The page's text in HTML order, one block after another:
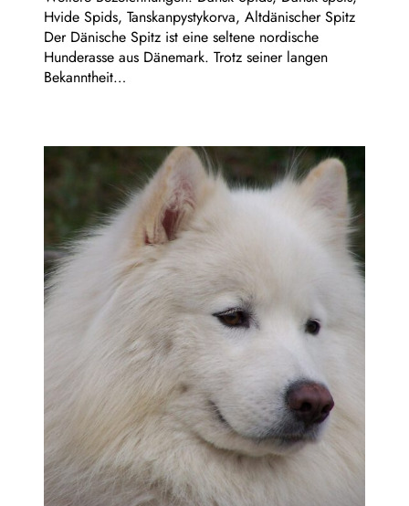
Hvide Spids, Tanskanpystykorva, Altdänischer Spitz
Der Dänische Spitz ist eine seltene nordische
Hunderasse aus Dänemark. Trotz seiner langen
Bekanntheit…